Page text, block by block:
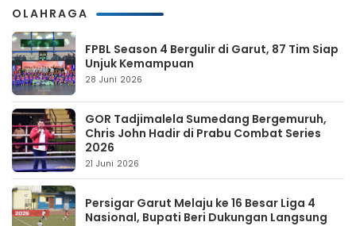
OLAHRAGA
FPBL Season 4 Bergulir di Garut, 87 Tim Siap
Unjuk Kemampuan
28 Juni 2026
GOR Tadjimalela Sumedang Bergemuruh,
Chris John Hadir di Prabu Combat Series
2026
21 Juni 2026
Persigar Garut Melaju ke 16 Besar Liga 4
Nasional, Bupati Beri Dukungan Langsung